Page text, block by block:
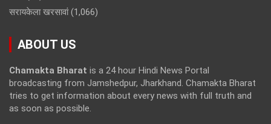
सरायकेला खरसावां(1,066)
ABOUT US
Chamakta Bharat is a 24 hour Hindi News Portal
broadcasting from Jamshedpur, Jharkhand. Chamakta Bharat
tries to get information about every news with full truth and
as soon as possible.